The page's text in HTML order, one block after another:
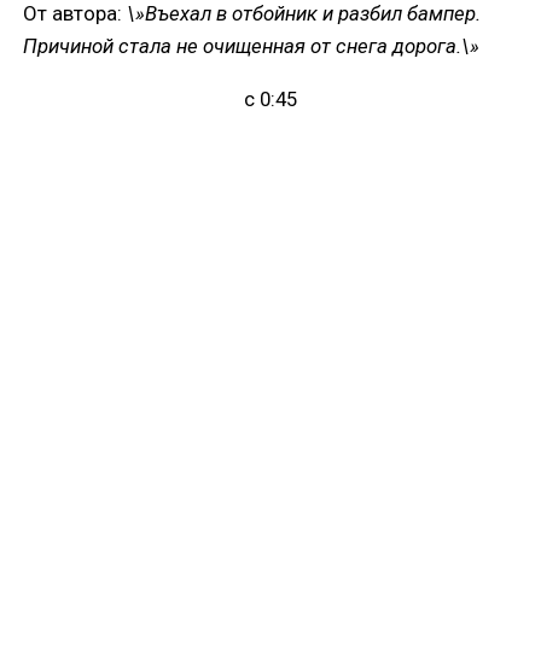
От автора: \»Въехал в отбойник и разбил бампер.
Причиной стала не очищенная от снега дорога.\»
с 0:45